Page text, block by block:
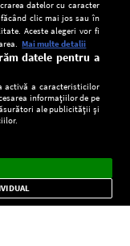
CONFIDENŢIALITATE
×
datelor cu caracter
clic mai jos sau în
Aceste alegeri vor fi
Mai multe detalii
datele pentru a
activă a caracteristicilor
informațiilor de pe
ale publicității și